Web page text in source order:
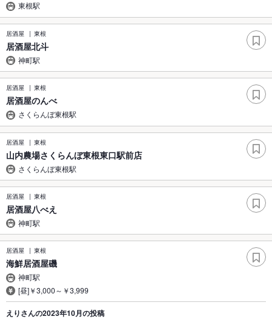
東根駅
居酒屋 東根
居酒屋北斗
神町駅
居酒屋 東根
居酒屋のんべ
さくらんぼ東根駅
居酒屋 東根
山内農場さくらんぼ東根東口駅前店
さくらんぼ東根駅
居酒屋 東根
居酒屋八べえ
神町駅
居酒屋 東根
海鮮居酒屋磯
神町駅
[昼]￥3,000～￥3,999
えりさんの2023年10月の投稿